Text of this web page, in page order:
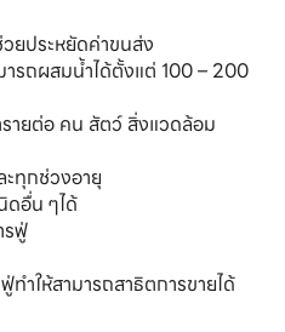
ยประหยัดค่าขนส่ง
รถผสมน้ำได้ตั้งแต่ 100 – 200
รายต่อ คน สัตว์ สิ่งแวดล้อม
ทุกช่วงอายุ
ดอื่น ๆได้
รฟู่
ำให้สามารถสาธิตการขายได้